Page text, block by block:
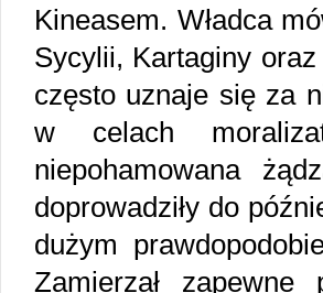
Kineasem. Władca
Sycylii, Kartaginy
często uznaje się za
w celach
niepohamowana
doprowadziły do
dużym
Zamierzał